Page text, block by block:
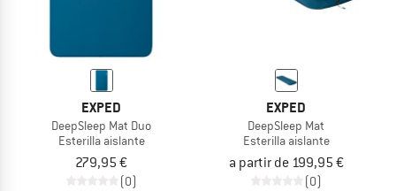
EXPED
DeepSleep Mat Duo
Esterilla aislante
279,95 €
(0)
EXPED
DeepSleep Mat
Esterilla aislante
a partir de 199,95 €
(0)